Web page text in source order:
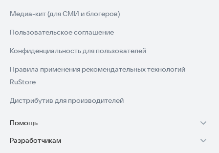
Медиа-кит (для СМИ и блогеров)
Пользовательское соглашение
Конфиденциальность для пользователей
Правила применения рекомендательных технологий
RuStore
Дистрибутив для производителей
Помощь
Установка RuStore на TV
Разработчикам